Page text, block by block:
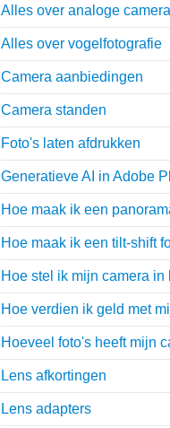
Alles over analoge
Alles over vogelfotografie
Camera aanbiedingen
Camera standen
Foto's laten afdrukken
Generatieve AI in Adobe
Hoe maak ik een
Hoe maak ik een tilt-shift
Hoe stel ik mijn camera
Hoe verdien ik geld met
Hoeveel foto's heeft mijn
Lens afkortingen
Lens adapters